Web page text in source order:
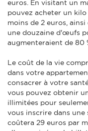
euros. En visitant un
pouvez acheter un
moins de 2 euros,
une douzaine d'œufs
augmenteraient de 80
Le coût de la vie
dans votre
consacrer à votre
vous pouvez obtenir
illimitées pour
vous inscrire dans une
coûtera 29 euros par